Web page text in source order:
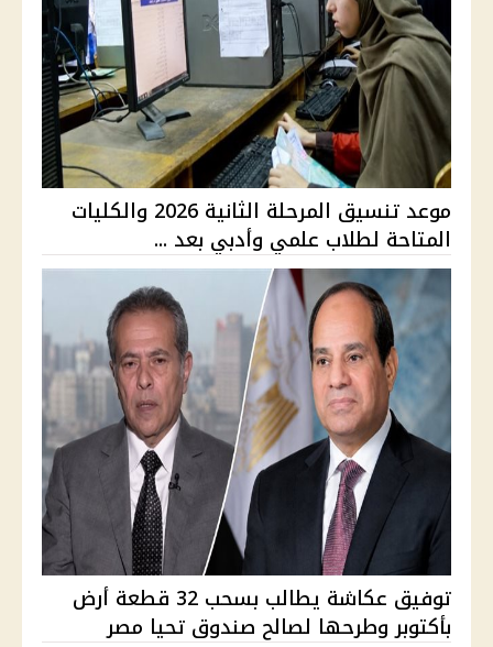
موعد تنسيق المرحلة الثانية 2026 والكليات
المتاحة لطلاب علمي وأدبي بعد ...
توفيق عكاشة يطالب بسحب 32 قطعة أرض
بأكتوبر وطرحها لصالح صندوق تحيا مصر